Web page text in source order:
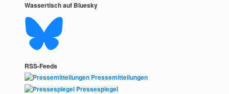
Wassertisch auf Bluesky
RSS-Feeds
Pressemitteilungen
Pressespiegel